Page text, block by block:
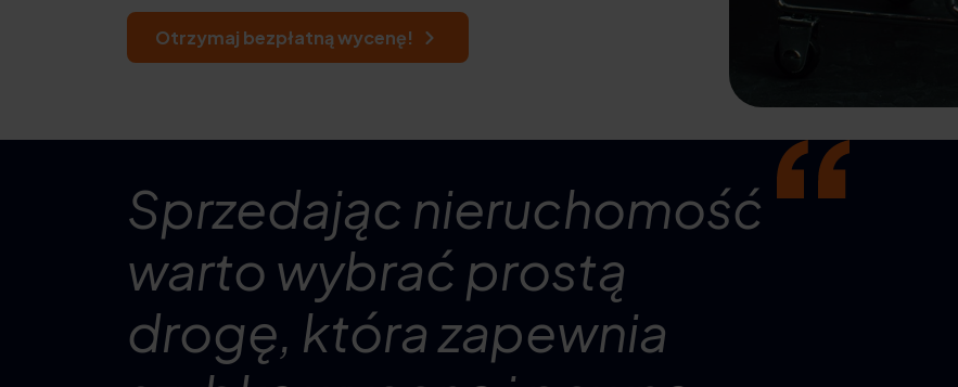
Otrzymaj bezpłatną wycenę!
Sprzedając nieruchomość
warto wybrać prostą
drogę, która zapewnia